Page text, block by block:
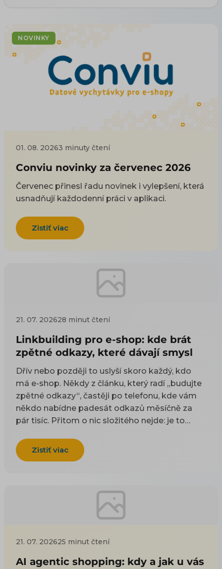
NOVINKY
01. 08. 20263 minuty čtení
Conviu novinky za červenec 2026
Červenec přinesl řadu novinek i vylepšení, která
usnadňují každodenní práci v aplikaci.
Zistiť viac
21. 07. 202628 minut čtení
Linkbuilding pro e-shop: kde brát
zpětné odkazy, které dávají smysl
Dřív nebo později to uslyší skoro každý, kdo
má e-shop. Někdy z článku, který radí „budujte
zpětné odkazy“, častěji po telefonu, kde vám
někdo nabídne padesát odkazů měsíčně za
pár tisíc. Přitom o nic složitého nejde: je to
odkazy odjakživa bere jako doporučení — čím
víc důvěryhodných webů na vás ukazuje, tím
si to začnete zjišťovat, najdete dva druhy rad a
ani jeden vám nepomůže. Návody psané pro
blogery poradí, ať napíšete skvělý článek, na
neprodáváte články, ale kotle nebo dětské
boty. Nabídky agentur zase prodávají balíček
Zistiť viac
21. 07. 202625 minut čtení
AI agentic shopping: kdy a jak u vás